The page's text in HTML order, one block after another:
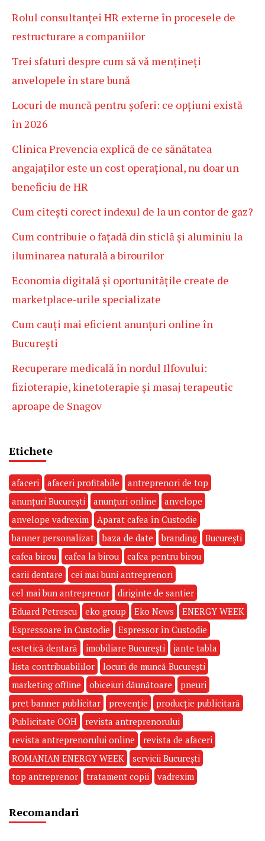
Rolul consultanței HR externe în procesele de
restructurare a companiilor
Trei sfaturi despre cum să vă mențineți
anvelopele în stare bună
Locuri de muncă pentru șoferi: ce opțiuni există
în 2026
Clinica Prevencia explică de ce sănătatea
angajaților este un cost operațional, nu doar un
beneficiu de HR
Cum citești corect indexul de la un contor de gaz?
Cum contribuie o fațadă din sticlă și aluminiu la
iluminarea naturală a birourilor
Economia digitală și oportunitățile create de
marketplace-urile specializate
Cum cauți mai eficient anunțuri online în
București
Recuperare medicală în nordul Ilfovului:
fizioterapie, kinetoterapie și masaj terapeutic
aproape de Snagov
Etichete
afaceri afaceri profitabile
antreprenori de top
anunțuri București
anunțuri online
anvelope
anvelope vadrexim
Aparat cafea în Custodie
banner personalizat
baza de date branding
București
cafea birou
cafea la birou
cafea pentru birou
carii dentare
cei mai buni antreprenori
cel mai bun antreprenor
diriginte de santier
Eduard Petrescu
eko group Eko News
ENERGY WEEK
Espressoare în Custodie
Espressor în Custodie
estetică dentară
imobiliare București
jante tabla
lista contribuabililor
locuri de muncă București
marketing offline
obiceiuri dăunătoare
pneuri
pret banner publicitar
prevenție
producție publicitară
Publicitate OOH
revista antreprenorului
revista antreprenorului online
revista de afaceri
ROMANIAN ENERGY WEEK
servicii București
top antreprenor
tratament copii vadrexim
Recomandari